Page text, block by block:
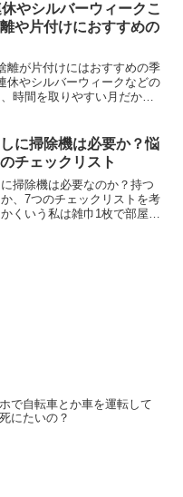
と...
やシルバーウィークこ
や片付けにおすすめの
離が片付けにはおすすめの季
休やシルバーウィークなどの
時間を取りやすい月だから
断捨離で不要品の整理がて
いをゲッ...
に掃除機は必要か？悩
チェックリスト
掃除機は必要なのか？持つ
、7つのチェックリストを考
くいう私は雑巾1枚で部屋を
で自転車とか車を運転して
にたいの？